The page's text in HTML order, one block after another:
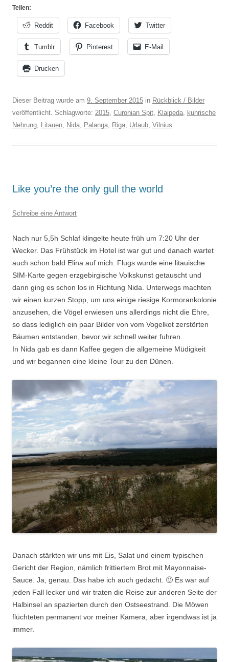
Teilen:
Reddit Facebook Twitter
Tumblr Pinterest E-Mail
Drucken
Dieser Beitrag wurde am 9. September 2015 in Rückblick / Bilder
veröffentlicht. Schlagworte: 2015 Curonian Spit Klaipeda kuhrische
Nehrung Litauen Nida Palanga Riga Urlaub Vilnius
Like you’re the only gull the world
Schreibe eine Antwort
Nach nur 5,5h Schlaf klingelte heute früh um 7:20 Uhr der
Wecker. Das Frühstück im Hotel ist war gut und danach wartet
auch schon bald Elina auf mich. Flugs wurde eine litauische
SIM-Karte gegen erzgebirgische Volkskunst getauscht und
dann ging es schon los in Richtung Nida. Unterwegs machten
wir einen kurzen Stopp, um uns einige riesige Kormorankolonie
anzusehen, die Vögel erwiesen uns allerdings nicht die Ehre,
so dass lediglich ein paar Bilder von vom Vogelkot zerstörten
Bäumen entstanden, bevor wir schnell weiter fuhren.
In Nida gab es dann Kaffee gegen die allgemeine Müdigkeit
und wir begannen eine kleine Tour zu den Dünen.
Danach stärkten wir uns mit Eis, Salat und einem typischen
Gericht der Region, nämlich frittiertem Brot mit Mayonnaise-
Sauce. Ja, genau. Das habe ich auch gedacht. 🙂 Es war auf
jeden Fall lecker und wir traten die Reise zur anderen Seite der
Halbinsel an spazierten durch den Ostseestrand. Die Möwen
flüchteten permanent vor meiner Kamera, aber irgendwas ist ja
immer.